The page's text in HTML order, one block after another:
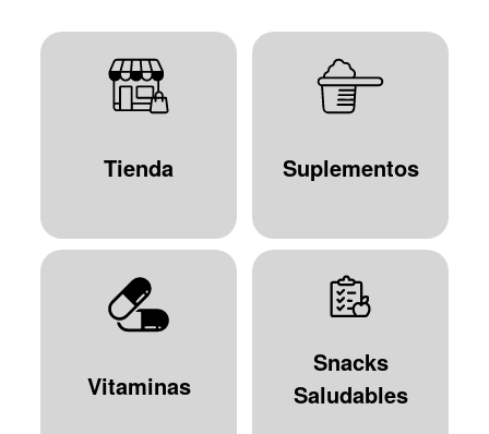
Tienda Suplementos
Vitaminas
Snacks
Saludables